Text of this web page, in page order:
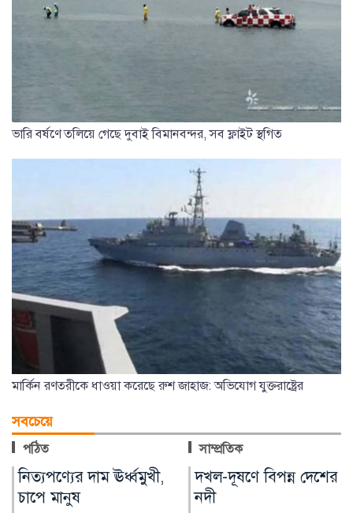
ভারি বর্ষণে তলিয়ে গেছে দুবাই বিমানবন্দর, সব ফ্লাইট স্থগিত
মার্কিন রণতরীকে ধাওয়া করেছে রুশ জাহাজ: অভিযোগ যুক্তরাষ্ট্রের
সবচেয়ে
পঠিত সাম্প্রতিক
নিত্যপণ্যের দাম ঊর্ধ্বমুখী,
চাপে মানুষ
দখল-দূষণে বিপন্ন দেশের
নদী